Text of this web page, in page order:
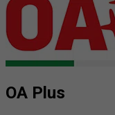
OA Plus